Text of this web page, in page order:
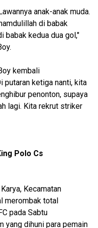
anak-anak muda.
di babak
babak kedua dua gol,"
kembali
putaran ketiga nanti, kita
penonton, supaya
lagi. Kita rekrut striker
Polo Cs
Kecamatan
merombak total
pada Sabtu
yang dihuni para pemain